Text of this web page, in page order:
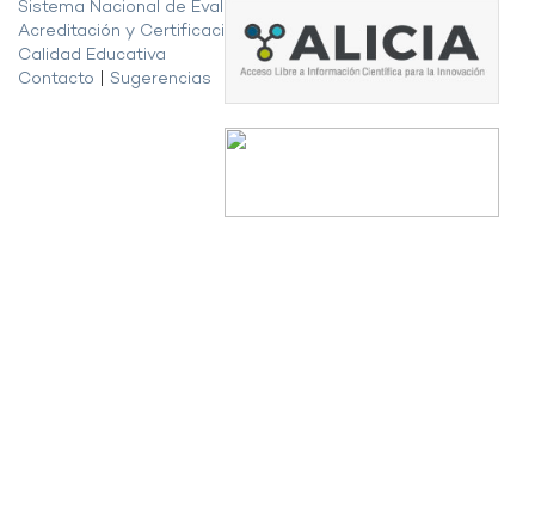
Sistema Nacional de Evaluación,
Acreditación y Certificación de la
Calidad Educativa
Contacto
Sugerencias